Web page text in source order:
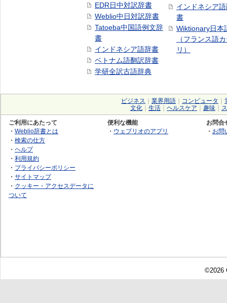
EDR日中対訳辞書
Weblio中日対訳辞書
Tatoeba中国語例文辞
書
インドネシア語辞書
ベトナム語翻訳辞書
学研全訳古語辞典
インドネシア
書
Wiktionary日本
（フランス語
リ）
ビジネス 業界用語 コンピュータ
文化
生活 ヘルスケア 趣味
ご利用にあたって
・ Weblio辞書とは
・ 検索の仕方
・ ヘルプ
・ 利用規約
・ プライバシーポリシー
・ サイトマップ
・ クッキー・アクセスデータに
ついて
便利な機能
・ ウェブリオのアプリ
お問合
・ お問
©2026